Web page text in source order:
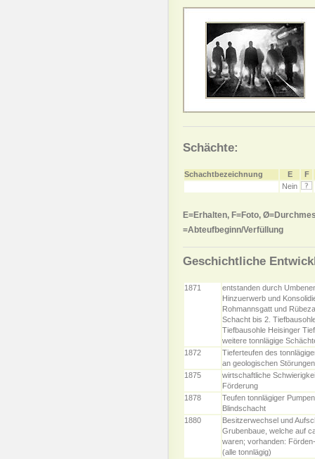
Schächte:
Schachtbezeichnung E
F
Nein
E=Erhalten, F=Foto,
=Abteufbeginn/Verfüllung
Geschichtliche
1871
entstanden durch
Hinzuerwerb und
Rohmannsgatt und
Schacht bis 2.
Tiefbausohle Heisinger
weitere tonnlägige
1872
Tieferteufen des
an geologischen Störungen
1875
wirtschaftliche
Förderung
1878
Teufen tonnlägiger
Blindschacht
1880
Besitzerwechsel und
Grubenbaue, welche auf
waren; vorhanden:
(alle tonnlägig)